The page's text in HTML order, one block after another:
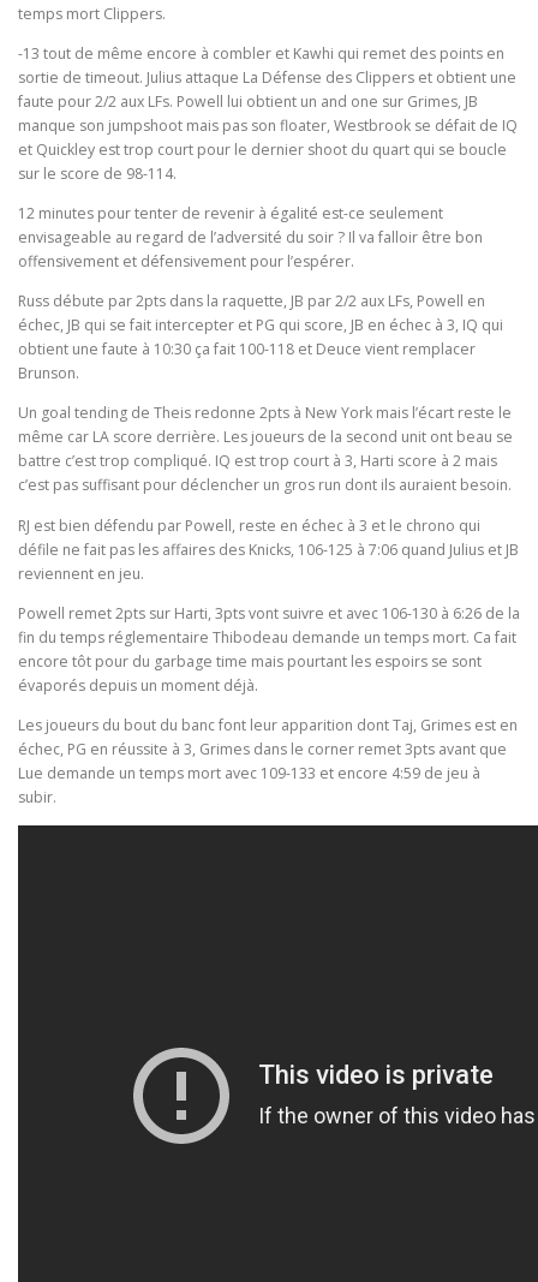
temps mort Clippers.
-13 tout de même encore à combler et Kawhi qui remet des points en
sortie de timeout. Julius attaque La Défense des Clippers et obtient une
faute pour 2/2 aux LFs. Powell lui obtient un and one sur Grimes, JB
manque son jumpshoot mais pas son floater, Westbrook se défait de IQ
et Quickley est trop court pour le dernier shoot du quart qui se boucle
sur le score de 98-114.
12 minutes pour tenter de revenir à égalité est-ce seulement
envisageable au regard de l’adversité du soir ? Il va falloir être bon
offensivement et défensivement pour l’espérer.
Russ débute par 2pts dans la raquette, JB par 2/2 aux LFs, Powell en
échec, JB qui se fait intercepter et PG qui score, JB en échec à 3, IQ qui
obtient une faute à 10:30 ça fait 100-118 et Deuce vient remplacer
Brunson.
Un goal tending de Theis redonne 2pts à New York mais l’écart reste le
même car LA score derrière. Les joueurs de la second unit ont beau se
battre c’est trop compliqué. IQ est trop court à 3, Harti score à 2 mais
c’est pas suffisant pour déclencher un gros run dont ils auraient besoin.
RJ est bien défendu par Powell, reste en échec à 3 et le chrono qui
défile ne fait pas les affaires des Knicks, 106-125 à 7:06 quand Julius et JB
reviennent en jeu.
Powell remet 2pts sur Harti, 3pts vont suivre et avec 106-130 à 6:26 de la
fin du temps réglementaire Thibodeau demande un temps mort. Ca fait
encore tôt pour du garbage time mais pourtant les espoirs se sont
évaporés depuis un moment déjà.
Les joueurs du bout du banc font leur apparition dont Taj, Grimes est en
échec, PG en réussite à 3, Grimes dans le corner remet 3pts avant que
Lue demande un temps mort avec 109-133 et encore 4:59 de jeu à
subir.